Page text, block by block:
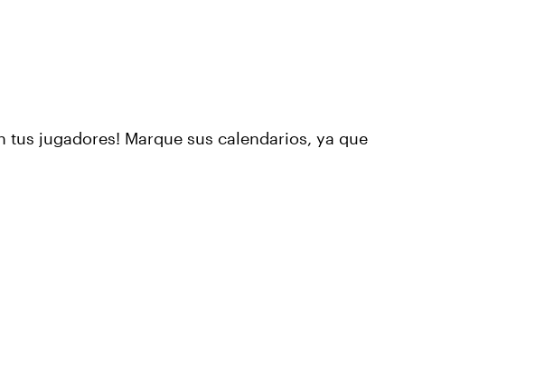
tus jugadores! Marque sus calendarios, ya que